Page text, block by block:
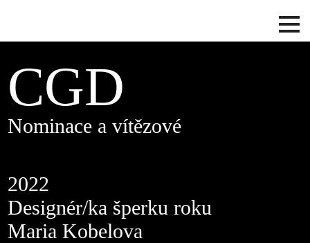
CGD
Nominace a vítězové
2022
Designér/ka šperku roku
Maria Kobelova